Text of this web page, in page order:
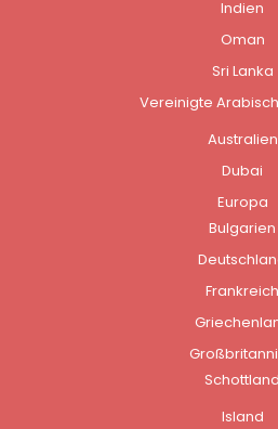
Indien
Oman
Sri Lanka
Vereinigte
Australien
Dubai
Europa
Bulgarien
Frankreich
Schottland
Island